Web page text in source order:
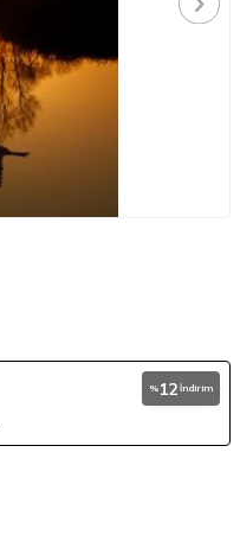
% 12 İndirim